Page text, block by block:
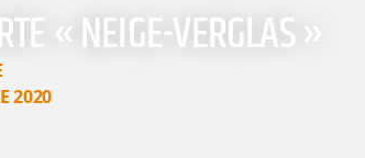
« NEIGE-VERGLAS »
2020